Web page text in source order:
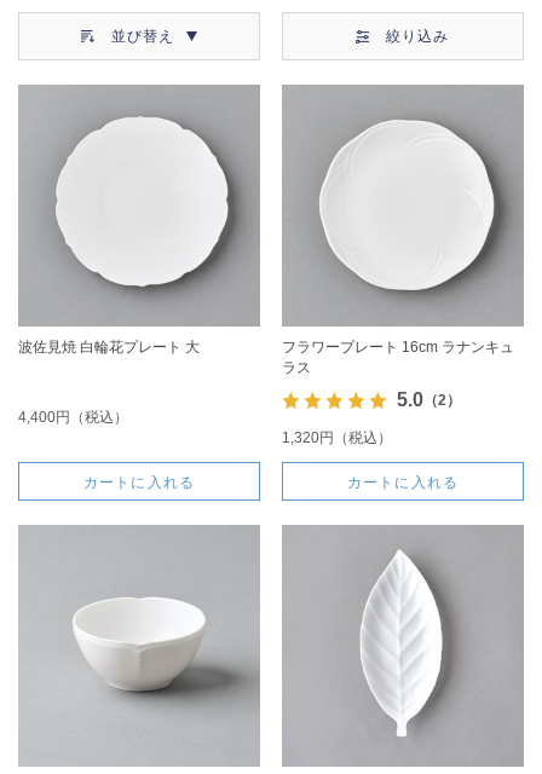
並び替え 絞り込み
波佐見焼 白輪花プレート 大
4,400円（税込）
カートに入れる
フラワープレート 16cm ラナンキュ
ラス
5.0（2）
1,320円（税込）
カートに入れる